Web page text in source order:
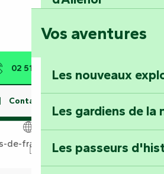
Foussais-Payré :
Faymoreau :
épopée minière
Terre d’étoiles :
Vos aventures
Les nouveaux
Les gardiens de la
Les passeurs
02 51 37 87
Contactez-nous
de-france-vendee.com